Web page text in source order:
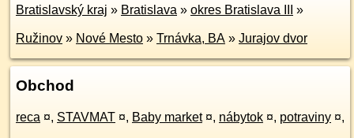
Bratislavský kraj » Bratislava » okres Bratislava III »
Ružinov » Nové Mesto » Trnávka, BA » Jurajov dvor
Obchod
reca ¤, STAVMAT ¤, Baby market ¤, nábytok ¤, potraviny ¤,